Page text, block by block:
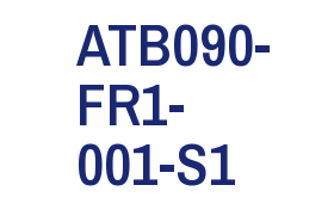
ATB090-
FR1-
001-S1